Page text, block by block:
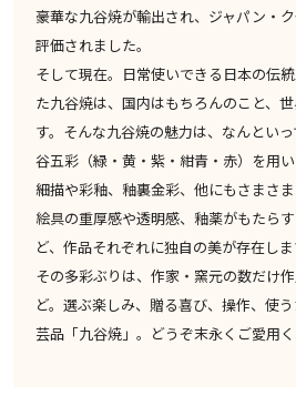
豪華な九谷焼が輸出され、ジャパン・
評価されました。
そして現在。日常使いできる日本の伝
た九谷焼は、国内はもちろんのこと、
す。そんな九谷焼の魅力は、なんとい
谷五彩（緑・黄・紫・紺青・赤）を用
細描や彩釉、釉裏金彩、他にもさまさ
絵具の重厚感や透明感、釉薬がもたら
ど、作品それぞれに独自の美が存在しま
その多彩ぶりは、作家・窯元の数だけ
ど。選ぶ楽しみ、贈る喜び、操作、使
芸品「九谷焼」。どうぞ末永くご愛用く